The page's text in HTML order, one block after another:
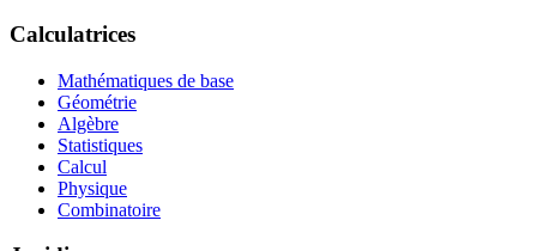
Calculatrices
Mathématiques de base
Géométrie
Algèbre
Statistiques
Calcul
Physique
Combinatoire